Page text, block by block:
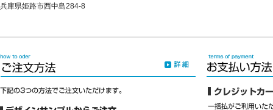
兵庫県姫路市西中島284-8